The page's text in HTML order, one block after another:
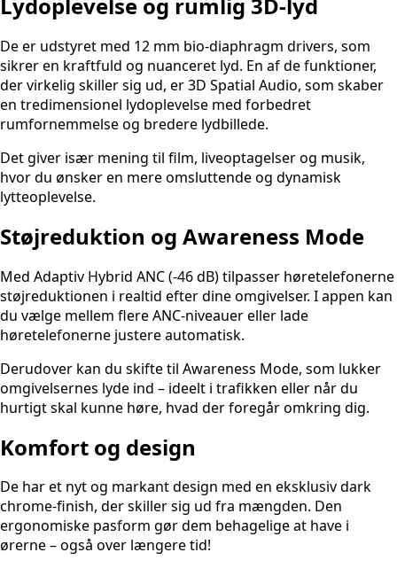
De er udstyret med 12 mm bio-diaphragm drivers, som
sikrer en kraftfuld og nuanceret lyd. En af de funktioner,
der virkelig skiller sig ud, er 3D Spatial Audio, som skaber
en tredimensionel lydoplevelse med forbedret
rumfornemmelse og bredere lydbillede.
Det giver især mening til film, liveoptagelser og musik,
hvor du ønsker en mere omsluttende og dynamisk
lytteoplevelse.
Støjreduktion og Awareness Mode
Med Adaptiv Hybrid ANC (-46 dB) tilpasser høretelefonerne
støjreduktionen i realtid efter dine omgivelser. I appen kan
du vælge mellem flere ANC-niveauer eller lade
høretelefonerne justere automatisk.
Derudover kan du skifte til Awareness Mode, som lukker
omgivelsernes lyde ind – ideelt i trafikken eller når du
hurtigt skal kunne høre, hvad der foregår omkring dig.
Komfort og design
De har et nyt og markant design med en eksklusiv dark
chrome-finish, der skiller sig ud fra mængden. Den
ergonomiske pasform gør dem behagelige at have i
ørerne – også over længere tid!